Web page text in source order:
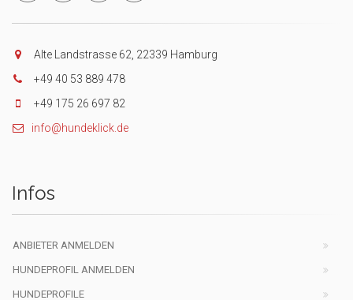
Alte Landstrasse 62, 22339 Hamburg
+49 40 53 889 478
+49 175 26 697 82
info@hundeklick.de
Infos
ANBIETER ANMELDEN
HUNDEPROFIL ANMELDEN
HUNDEPROFILE